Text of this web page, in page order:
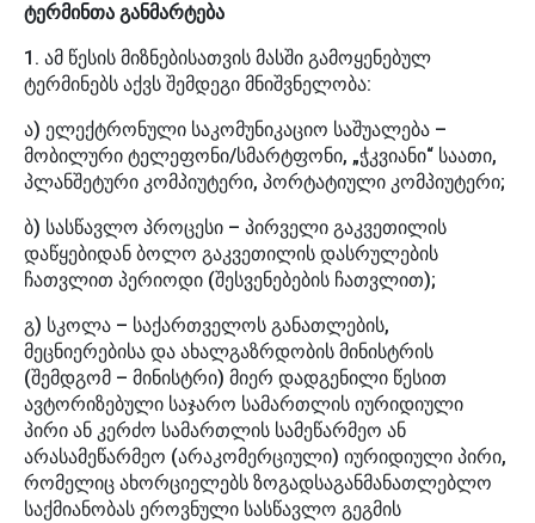
ტერმინთა განმარტება
1. ამ წესის მიზნებისათვის მასში გამოყენებულ
ტერმინებს აქვს შემდეგი მნიშვნელობა:
ა) ელექტრონული საკომუნიკაციო საშუალება –
მობილური ტელეფონი/სმარტფონი, „ჭკვიანი“ საათი,
პლანშეტური კომპიუტერი, პორტატიული კომპიუტერი;
ბ) სასწავლო პროცესი – პირველი გაკვეთილის
დაწყებიდან ბოლო გაკვეთილის დასრულების
ჩათვლით პერიოდი (შესვენებების ჩათვლით);
გ) სკოლა – საქართველოს განათლების,
მეცნიერებისა და ახალგაზრდობის მინისტრის
(შემდგომ – მინისტრი) მიერ დადგენილი წესით
ავტორიზებული საჯარო სამართლის იურიდიული
პირი ან კერძო სამართლის სამეწარმეო ან
არასამეწარმეო (არაკომერციული) იურიდიული პირი,
რომელიც ახორციელებს ზოგადსაგანმანათლებლო
საქმიანობას ეროვნული სასწავლო გეგმის